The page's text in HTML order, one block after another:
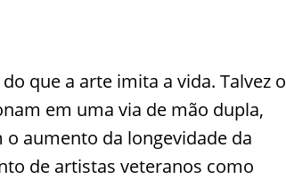
que a arte imita a vida. Talvez o
em uma via de mão dupla,
o aumento da longevidade da
de artistas veteranos como